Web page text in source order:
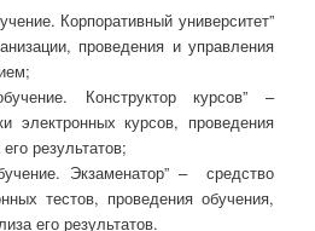
Корпоративный университет”
проведения и управления
Конструктор курсов” –
электронных курсов, проведения
результатов;
Экзаменатор” – средство
тестов, проведения обучения,
его результатов.